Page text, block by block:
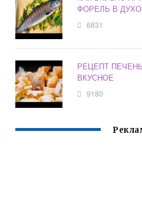
ФОРЕЛЬ В
6831
РЕЦЕПТ
ВКУСНОЕ
9180